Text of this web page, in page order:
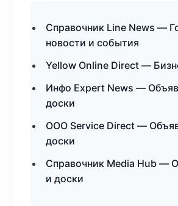
Справочник Line News —
новости и события
Yellow Online Direct —
Инфо Expert News —
доски
ООО Service Direct —
доски
Справочник Media Hub —
и доски